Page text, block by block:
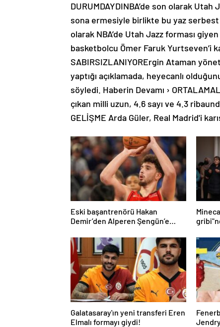
DURUMDAYDINBA’de son olarak
sona ermesiyle birlikte bu yaz
olarak NBA’de Utah Jazz forması
basketbolcu Ömer Faruk Yurtseven’i
SABIRSIZLANIYORErgin Ataman
yaptığı açıklamada, heyecanlı
söyledi. Haberin Devamı ›
çıkan milli uzun, 4.6 sayı ve 4.3
GELİŞME Arda Güler, Real Madrid'i
Eski başantrenörü Hakan
Demir’den Alperen Şengün’e
Galatasaray'ın yeni transferi Eren
Elmalı formayı giydi!